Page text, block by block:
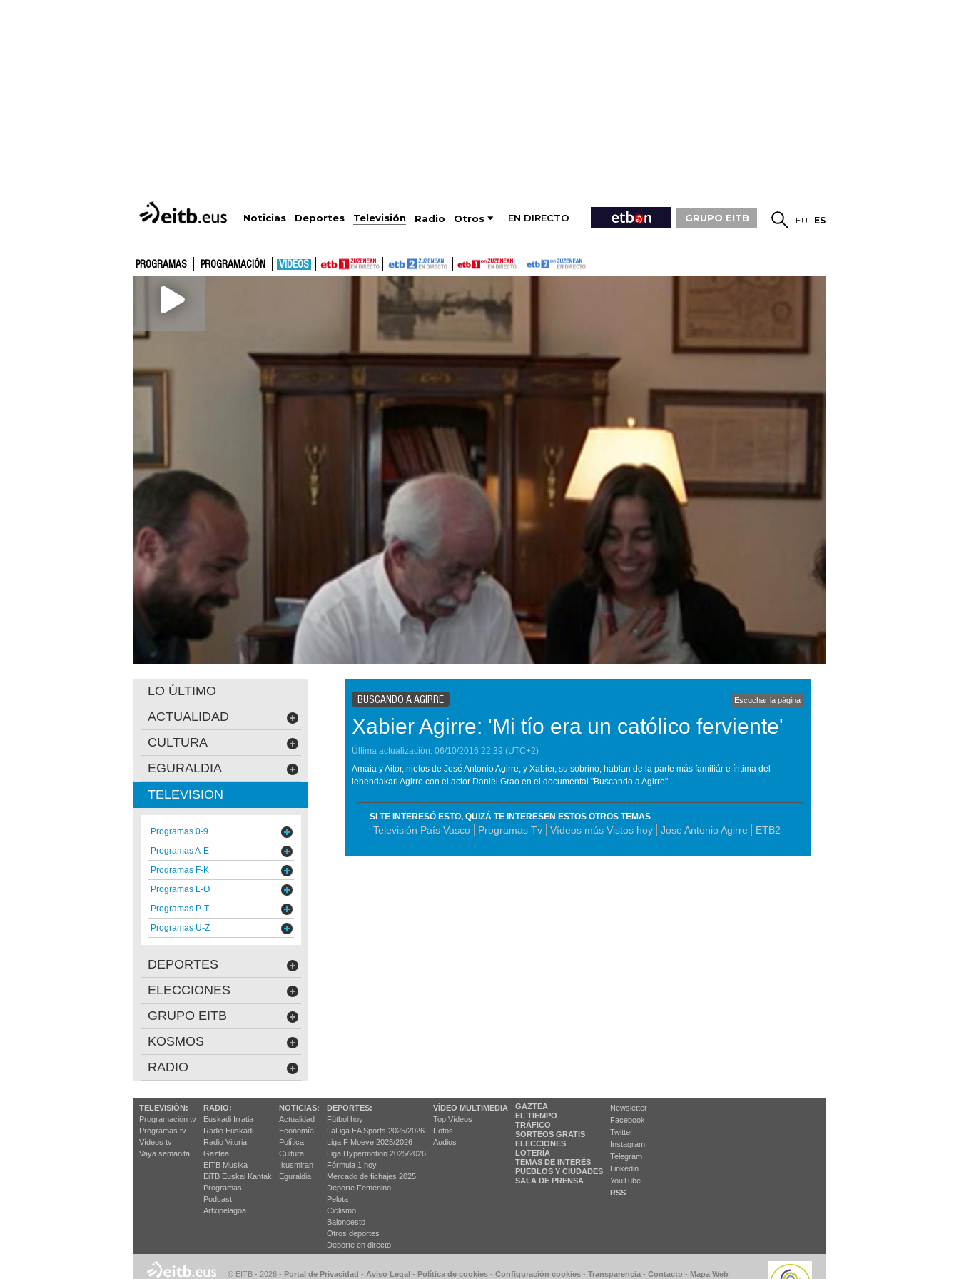
Noticias Deportes Televisión Radio Otros EN DIRECTO GRUPO EITB EU ES
PROGRAMAS PROGRAMACIÓN VÍDEOS
BUSCANDO A AGIRRE Escuchar la página
Xabier Agirre: 'Mi tío era un católico ferviente'
Última actualización: 06/10/2016 22:39 (UTC+2)
Amaia y Aitor, nietos de José Antonio Agirre, y Xabier, su sobrino, hablan de la parte más familiár e íntima del
lehendakari Agirre con el actor Daniel Grao en el documental "Buscando a Agirre".
SI TE INTERESÓ ESTO, QUIZÁ TE INTERESEN ESTOS OTROS TEMAS
Televisión País Vasco Programas Tv Vídeos más Vistos hoy Jose Antonio Agirre ETB2
LO ÚLTIMO
ACTUALIDAD
CULTURA
EGURALDIA
TELEVISION
Programas 0-9
Programas A-E
Programas F-K
Programas L-O
Programas P-T
Programas U-Z
DEPORTES
ELECCIONES
GRUPO EITB
KOSMOS
RADIO
TELEVISIÓN:
Programación tv
Programas tv
Vídeos tv
Vaya semanita
RADIO:
Euskadi Irratia
Radio Euskadi
Radio Vitoria
Gaztea
EITB Musika
EiTB Euskal Kantak
Programas
Podcast
Artxipelagoa
NOTICIAS:
Actualidad
Economía
Política
Cultura
Ikusmiran
Eguraldia
DEPORTES:
Fútbol hoy
LaLiga EA Sports 2025/2026
Liga F Moeve 2025/2026
Liga Hypermotion 2025/2026
Fórmula 1 hoy
Mercado de fichajes 2025
Deporte Femenino
Pelota
Ciclismo
Baloncesto
Otros deportes
Deporte en directo
VÍDEO MULTIMEDIA
Top Vídeos
Fotos
Audios
GAZTEA
EL TIEMPO
TRÁFICO
SORTEOS GRATIS
ELECCIONES
LOTERÍA
TEMAS DE INTERÉS
PUEBLOS Y CIUDADES
SALA DE PRENSA
Newsletter
Facebook
Twitter
Instagram
Telegram
Linkedin
YouTube
RSS
© EITB - 2026 - Portal de Privacidad - Aviso Legal - Política de cookies - Configuración cookies - Transparencia - Contacto - Mapa Web